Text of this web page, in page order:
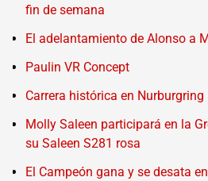
fin de semana
El adelantamiento de Alonso a
Paulin VR Concept
Carrera histórica en Nurburgring
Molly Saleen participará en la
su Saleen S281 rosa
El Campeón gana y se desata